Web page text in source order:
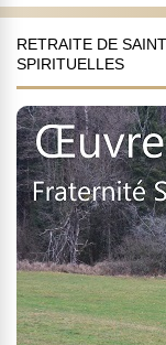
RETRAITE DE
SPIRITUELLES